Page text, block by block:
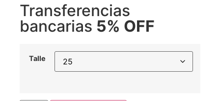
Transferencias
bancarias 5% OFF
Talle